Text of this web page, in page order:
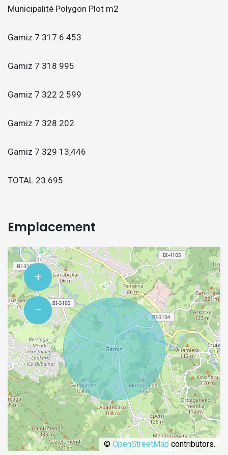
Municipalité Polygon Plot m2
Gamiz 7 317 6.453
Gamiz 7 318 995
Gamiz 7 322 2 599
Gamiz 7 328 202
Gamiz 7 329 13,446
TOTAL 23 695.
Emplacement
+
−
© OpenStreetMapcontributors.